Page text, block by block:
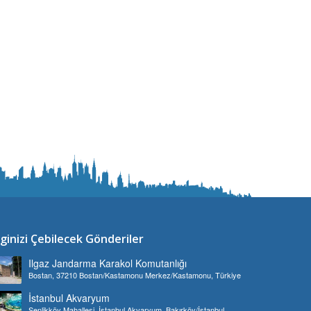
Çebilecek Gönderiler
Ilgaz Jandarma Karakol Komutanlığı
Bostan, 37210 Bostan/Kastamonu Merkez/Kastamonu, Türkiye
İstanbul Akvaryum